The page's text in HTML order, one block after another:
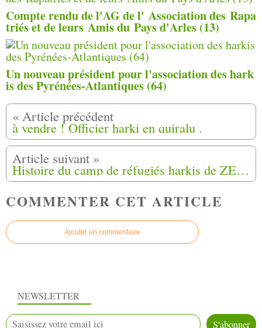
Compte rendu de l'AG de l' Association des Rapa
triés et de leurs Amis du Pays d'Arles (13)
Un nouveau président pour l'association des hark
is des Pyrénées-Atlantiques (64)
à vendre ! Officier harki en quiralu .
Histoire du camp de réfugiés harkis de ZERALDA (1962-1964) 5/16
COMMENTER CET ARTICLE
Ajouter un commentaire
NEWSLETTER